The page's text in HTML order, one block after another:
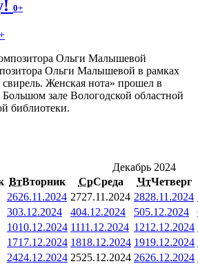
0+
Ольги Малышевой в рамках
свирель. Женская нота» прошел в
зале Вологодской областной
библиотеки.
Декабрь 2024
ВтВторник СрСреда ЧтЧетверг
2626.11.2024 2727.11.2024 2828.11.2024
303.12.2024 404.12.2024 505.12.2024
1010.12.2024 1111.12.2024 1212.12.2024
1717.12.2024 1818.12.2024 1919.12.2024
2424.12.2024 2525.12.2024 2626.12.2024